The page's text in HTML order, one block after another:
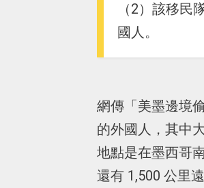
（2）該移
國人。
網傳「美墨邊境
的外國人，其中
地點是在墨西哥
還有 1,500 公里